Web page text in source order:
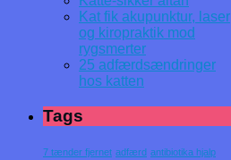
Kat fik akupunktur, laser
og kiropraktik mod
rygsmerter
25 adfærdsændringer
hos katten
Tags
7 tænder fjernet adfærd antibiotika hjalp